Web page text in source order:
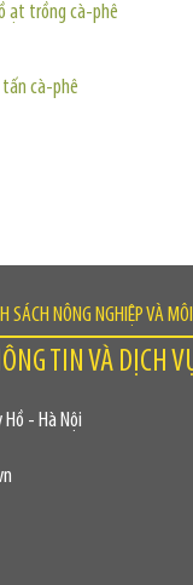
ạt trồng cà-phê
cà-phê
SÁCH NÔNG NGHIỆP VÀ
TIN VÀ DỊCH
Hồ - Hà Nội